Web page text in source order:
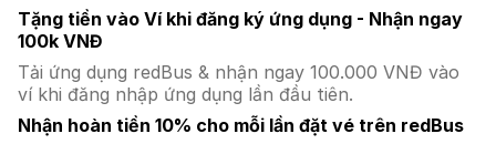
Tặng tiền vào Ví khi đăng ký ứng dụng - Nhận ngay
100k VNĐ
Tải ứng dụng redBus & nhận ngay 100.000 VNĐ vào
ví khi đăng nhập ứng dụng lần đầu tiên.
Nhận hoàn tiền 10% cho mỗi lần đặt vé trên redBus